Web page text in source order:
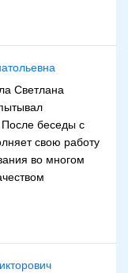
Светлана
беседы с
свою работу
во многом